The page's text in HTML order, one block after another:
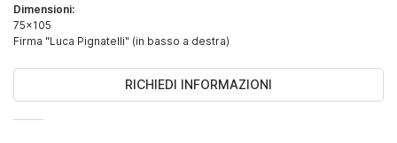
Dimensioni:
75x105
Firma "Luca Pignatelli" (in basso a destra)
RICHIEDI INFORMAZIONI